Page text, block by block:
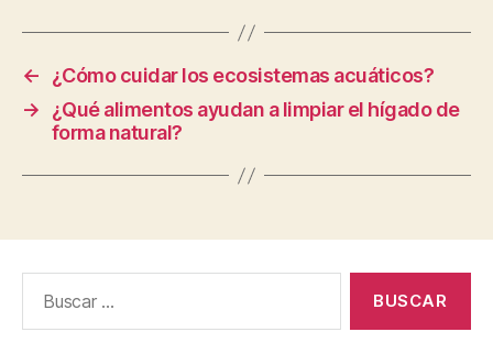
←
¿Cómo cuidar los ecosistemas acuáticos?
→
¿Qué alimentos ayudan a limpiar el hígado de
forma natural?